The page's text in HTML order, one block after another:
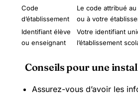
Code
d’établissement
Le code attribué
ou à votre
Identifiant élève
ou enseignant
Votre identifiant
l’établissement
Conseils pour une
Assurez-vous d’avoir les